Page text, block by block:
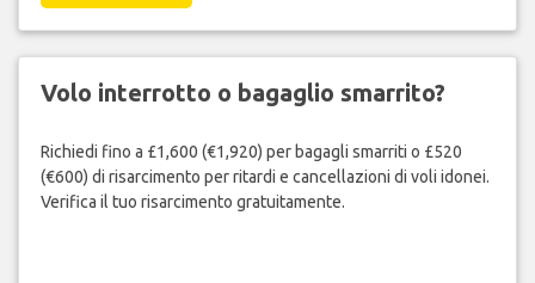
Volo interrotto o bagaglio smarrito?
Richiedi fino a £1,600 (€1,920) per bagagli smarriti o £520
(€600) di risarcimento per ritardi e cancellazioni di voli idonei.
Verifica il tuo risarcimento gratuitamente.